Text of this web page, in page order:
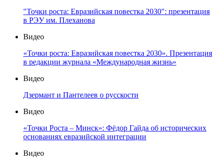
"Точки роста: Евразийская повестка 2030": презентация
в РЭУ им. Плеханова
Видео
«Точки роста: Евразийская повестка 2030». Презентация
в редакции журнала «Международная жизнь»
Видео
Дзермант и Пантелеев о русскости
Видео
«Точки Роста – Минск»: Фёдор Гайда об исторических
основаниях евразийской интеграции
Видео